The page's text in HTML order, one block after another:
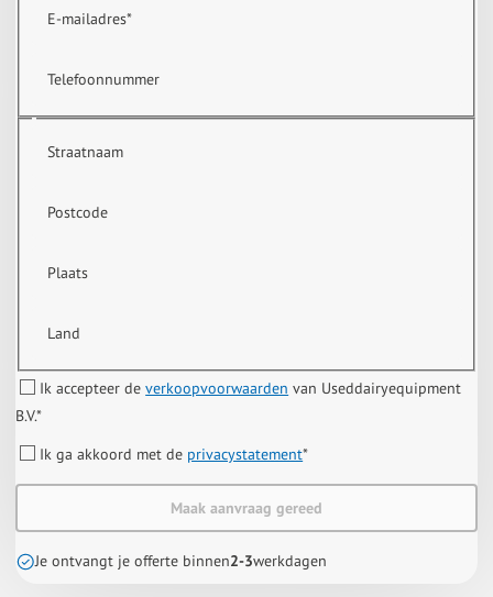
E-mailadres*
Telefoonnummer
Straatnaam
Postcode
Plaats
Land
Ik accepteer deverkoopvoorwaarden van Useddairyequipment
B.V.*
Ik ga akkoord met de privacystatement*
Maak aanvraag gereed
Je ontvangt je offerte binnen2-3werkdagen